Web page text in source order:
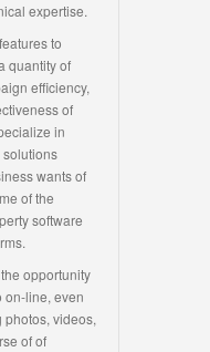
expertise.
to
quantity of
efficiency,
of
in
solutions
wants of
of the
software
opportunity
on-line, even
photos, videos,
of of